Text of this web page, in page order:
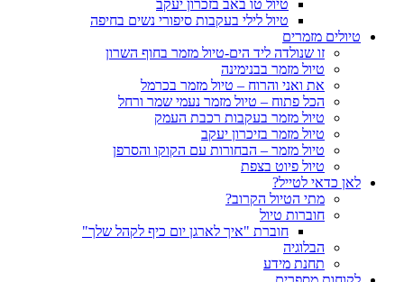
טיול טו באב בזכרון יעקב
טיול לילי בעקבות סיפורי נשים בחיפה
טיולים מזמרים
זו שנולדה ליד הים-טיול מזמר בחוף השרון
טיול מזמר בבנימינה
את ואני והרוח – טיול מזמר בכרמל
הכל פתוח – טיול מזמר נעמי שמר ורחל
טיול מזמר בעקבות רכבת העמק
טיול מזמר בזיכרון יעקב
טיול מזמר – הבחורות עם הקוקו והסרפן
טיול פיוט בצפת
לאן כדאי לטייל?
מתי הטיול הקרוב?
חוברות טיול
חוברת "איך לארגן יום כיף לקהל שלך"
הבלוגיה
תחנת מידע